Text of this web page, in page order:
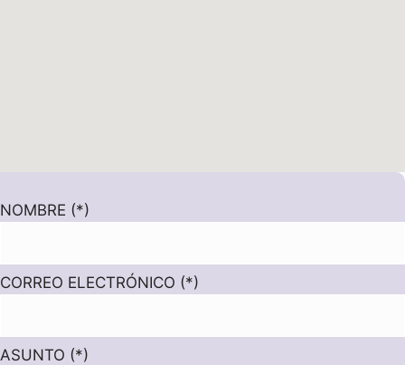
NOMBRE (*)
CORREO ELECTRÓNICO (*)
ASUNTO (*)